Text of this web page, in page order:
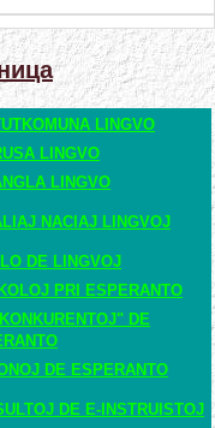
LINGVO
LINGVO
LINGVO
NACIAJ LINGVOJ
DE LINGVOJ
PRI ESPERANTO
DE
DE ESPERANTO
DE E-INSTRUISTOJ